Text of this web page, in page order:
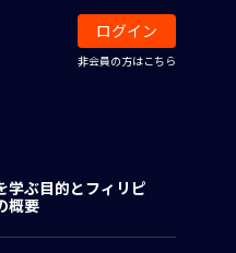
ログイン
非会員の方はこちら
学ぶ目的とフィリピ
概要